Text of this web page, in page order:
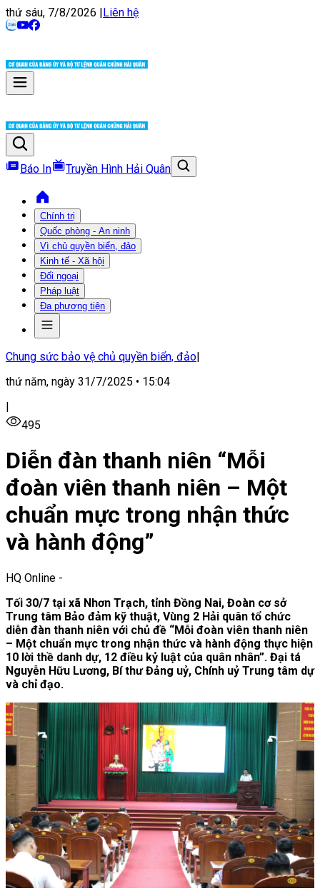
thứ sáu, 7/8/2026 |Liên hệ
Báo In Truyền Hình Hải Quân
Chính trị
Quốc phòng - An ninh
Vì chủ quyền biển, đảo
Kinh tế - Xã hội
Đối ngoại
Pháp luật
Đa phương tiện
Chung sức bảo vệ chủ quyền biển, đảo|
thứ năm, ngày 31/7/2025 • 15:04
|
495
Diễn đàn thanh niên “Mỗi
đoàn viên thanh niên – Một
chuẩn mực trong nhận thức
và hành động”
HQ Online -
Tối 30/7 tại xã Nhơn Trạch, tỉnh Đồng Nai, Đoàn cơ sở
Trung tâm Bảo đảm kỹ thuật, Vùng 2 Hải quân tổ chức
diễn đàn thanh niên với chủ đề “Mỗi đoàn viên thanh niên
– Một chuẩn mực trong nhận thức và hành động thực hiện
10 lời thề danh dự, 12 điều kỷ luật của quân nhân”. Đại tá
Nguyễn Hữu Lương, Bí thư Đảng uỷ, Chính uỷ Trung tâm dự
và chỉ đạo.